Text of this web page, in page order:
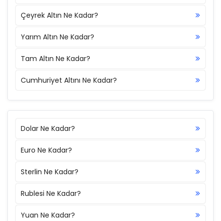
Çeyrek Altın Ne Kadar?
Yarım Altın Ne Kadar?
Tam Altın Ne Kadar?
Cumhuriyet Altını Ne Kadar?
Dolar Ne Kadar?
Euro Ne Kadar?
Sterlin Ne Kadar?
Rublesi Ne Kadar?
Yuan Ne Kadar?